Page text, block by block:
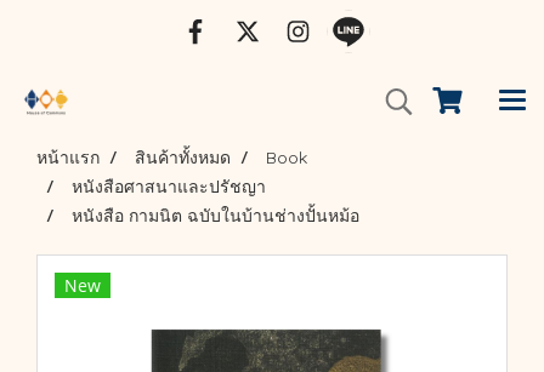
หน้าแรก สินค้าทั้งหมด
Book
หนังสือศาสนาและปรัชญา
หนังสือ กามนิต ฉบับในบ้านช่างปั้นหม้อ
New